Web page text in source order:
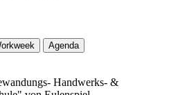
Agenda
Handwerks- &